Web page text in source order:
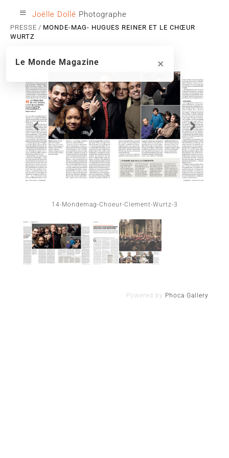
≡ Joëlle Dollé Photographe
PRESSE
MONDE-MAG- HUGUES REINER ET LE CHŒUR
WURTZ
×
Le Monde Magazine
‹ ›
14-Mondemag-Choeur-Clement-Wurtz-3
Powered by Phoca Gallery